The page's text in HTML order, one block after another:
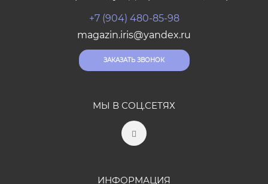
+7 (904) 480-85-98
magazin.iris@yandex.ru
ЗАКАЗАТЬ ЗВОНОК
МЫ В СОЦ.СЕТЯХ
ИНФОРМАЦИЯ